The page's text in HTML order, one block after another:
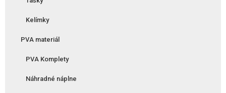
Kelímky
PVA materiál
PVA Komplety
Náhradné náplne